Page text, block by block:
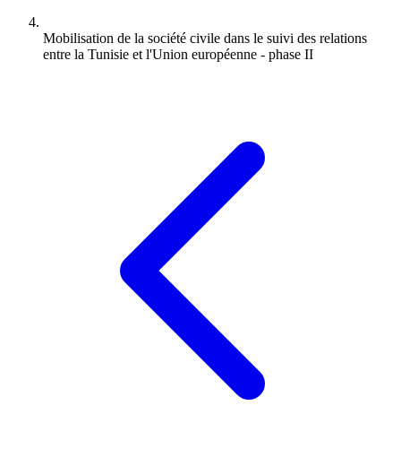
Mobilisation de la société civile dans le suivi des relations
entre la Tunisie et l'Union européenne - phase II